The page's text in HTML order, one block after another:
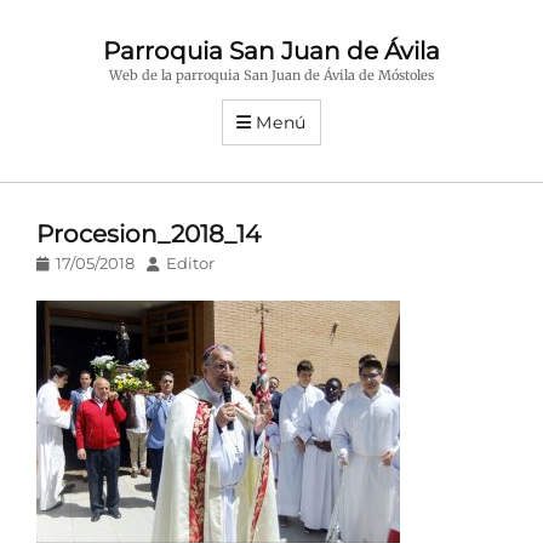
Parroquia San Juan de Ávila
Web de la parroquia San Juan de Ávila de Móstoles
Menú
Procesion_2018_14
Publicado
17/05/2018 AutorEditor